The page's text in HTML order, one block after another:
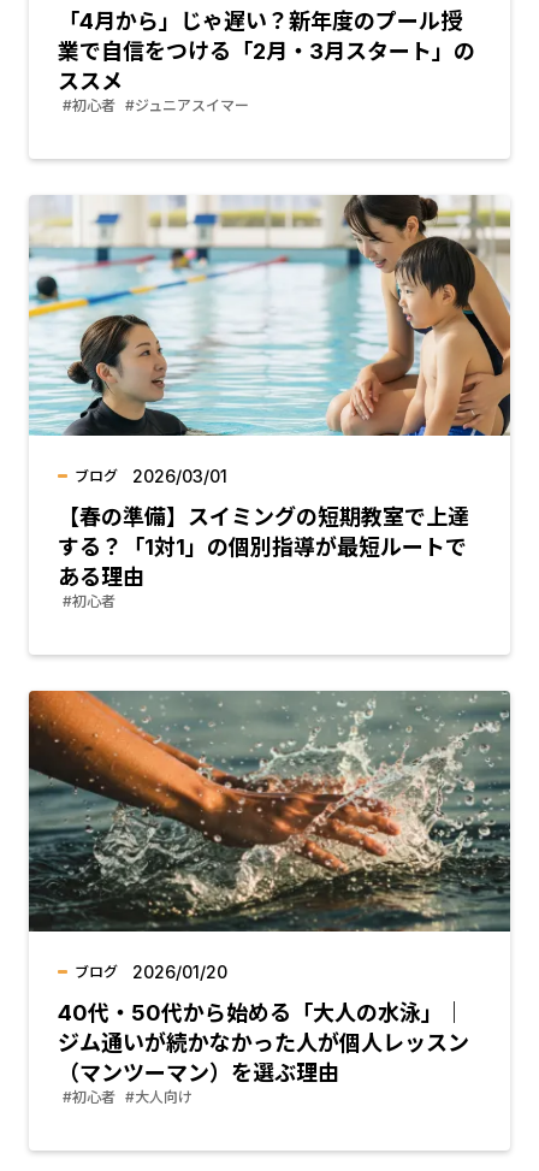
「4月から」じゃ遅い？新年度のプール授
業で自信をつける「2月・3月スタート」の
ススメ
#初心者 #ジュニアスイマー
ブログ 2026/03/01
【春の準備】スイミングの短期教室で上達
する？「1対1」の個別指導が最短ルートで
ある理由
#初心者
ブログ 2026/01/20
40代・50代から始める「大人の水泳」｜
ジム通いが続かなかった人が個人レッスン
（マンツーマン）を選ぶ理由
#初心者 #大人向け